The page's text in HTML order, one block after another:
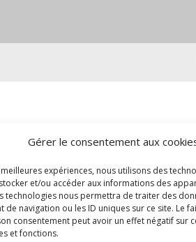
Gérer le consentement aux
expériences, nous utilisons des
et/ou accéder aux informations des
technologies nous permettra de traiter des
de navigation ou les ID uniques sur ce site. Le
consentement peut avoir un effet négatif sur
et fonctions.